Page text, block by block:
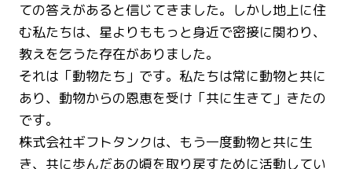
ての答えがあると信じてきました。しかし地上に住
む私たちは、星よりももっと身近で密接に関わり、
教えを乞うた存在がありました。
それは「動物たち」です。私たちは常に動物と共に
あり、動物からの恩恵を受け「共に生きて」きたの
です。
株式会社ギフトタンクは、もう一度動物と共に生
き、共に歩んだあの頃を取り戻すために活動してい